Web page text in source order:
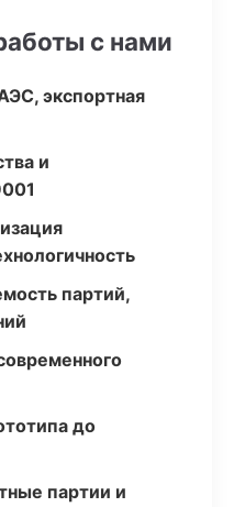
с нами
экспортная
и
партий,
до
партии и